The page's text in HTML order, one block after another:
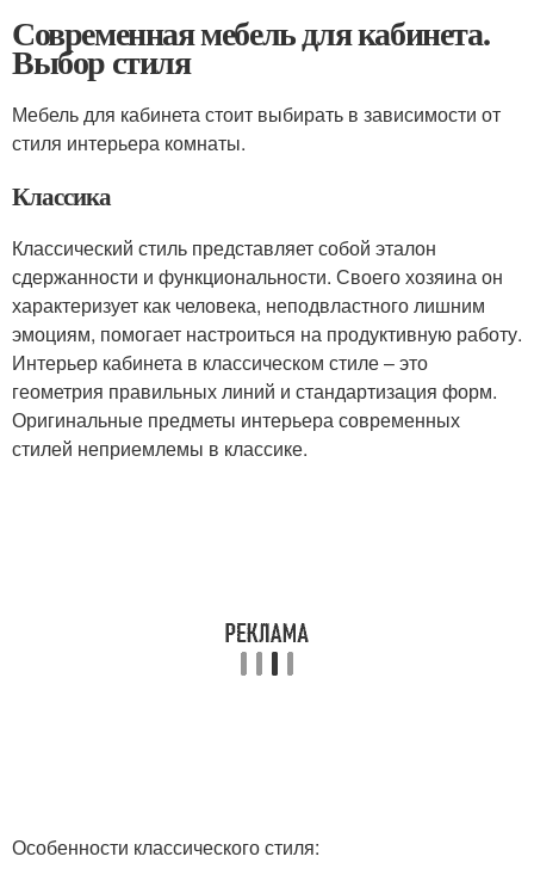
Современная мебель для кабинета.
Выбор стиля
Мебель для кабинета стоит выбирать в зависимости от
стиля интерьера комнаты.
Классика
Классический стиль представляет собой эталон
сдержанности и функциональности. Своего хозяина он
характеризует как человека, неподвластного лишним
эмоциям, помогает настроиться на продуктивную работу.
Интерьер кабинета в классическом стиле – это
геометрия правильных линий и стандартизация форм.
Оригинальные предметы интерьера современных
стилей неприемлемы в классике.
Особенности классического стиля: